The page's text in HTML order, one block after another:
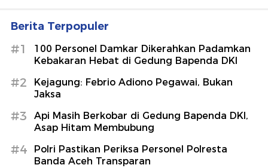
Berita Terpopuler
#1
100 Personel Damkar Dikerahkan Padamkan
Kebakaran Hebat di Gedung Bapenda DKI
#2
Kejagung: Febrio Adiono Pegawai, Bukan
Jaksa
#3
Api Masih Berkobar di Gedung Bapenda DKI,
Asap Hitam Membubung
#4
Polri Pastikan Periksa Personel Polresta
Banda Aceh Transparan